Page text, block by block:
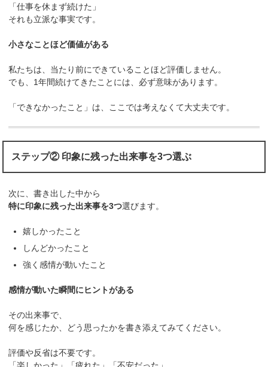
「仕事を休まず続けた」
それも立派な事実です。
小さなことほど価値がある
私たちは、当たり前にできていることほど評価しません。
でも、1年間続けてきたことには、必ず意味があります。
「できなかったこと」は、ここでは考えなくて大丈夫です。
ステップ② 印象に残った出来事を3つ選ぶ
次に、書き出した中から
特に印象に残った出来事を3つ選びます。
嬉しかったこと
しんどかったこと
強く感情が動いたこと
感情が動いた瞬間にヒントがある
その出来事で、
何を感じたか、どう思ったかを書き添えてみてください。
評価や反省は不要です。